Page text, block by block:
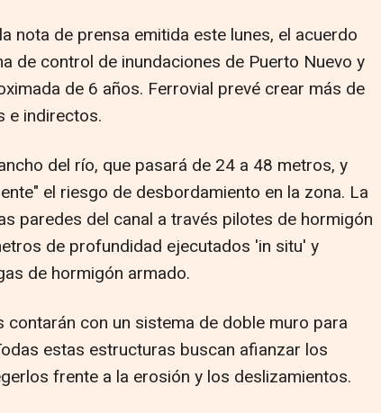
nota de prensa emitida este lunes, el acuerdo
de control de inundaciones de Puerto Nuevo y
de 6 años. Ferrovial prevé crear más de
e indirectos.
del río, que pasará de 24 a 48 metros, y
el riesgo de desbordamiento en la zona. La
paredes del canal a través pilotes de hormigón
de profundidad ejecutados 'in situ' y
de hormigón armado.
contarán con un sistema de doble muro para
estas estructuras buscan afianzar los
frente a la erosión y los deslizamientos.